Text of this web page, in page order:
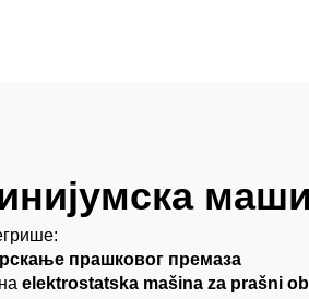
прашковог премаза
elektrostatska mašina za prašni